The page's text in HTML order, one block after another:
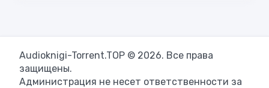
Audioknigi-Torrent.TOP © 2026. Все права
защищены.
Администрация не несет ответственности за